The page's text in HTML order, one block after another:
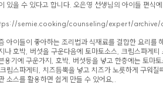
있을 수 있다고 합니다. 오은영 선생님의 아이들 편식
semie.cooking/counseling/expert/
아이들이 좋아하는 조리법과 식재료를 결합한 요리를
나 호박, 버섯을 구운다음에 토마토소스, 크림스파게
용기에 구운가지, 호박, 버섯등을 넣고 한층에는 토마
림스파게티, 치즈듬뿍을 넣고 치즈가 노릇하게 구워질
소스를 활용하면 쉽게 만들 수 있어요,.